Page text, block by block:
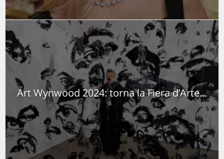
Art Wynwood 2024: torna la Fiera d’Arte...